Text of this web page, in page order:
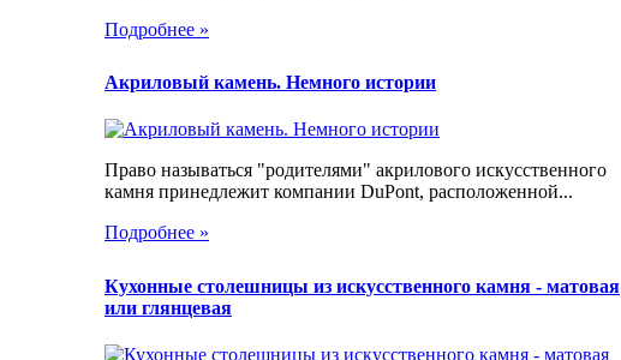
Подробнее »
Акриловый камень. Немного истории
Право называться "родителями" акрилового искусственного
камня принедлежит компании DuPont, расположенной...
Подробнее »
Кухонные столешницы из искусственного камня - матовая
или глянцевая